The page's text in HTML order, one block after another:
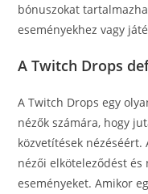
bónuszokat
eseményekhez vagy
A Twitch Drops
A Twitch Drops egy
nézők számára, hogy
közvetítések nézéséért.
nézői elköteleződést
eseményeket. Amikor